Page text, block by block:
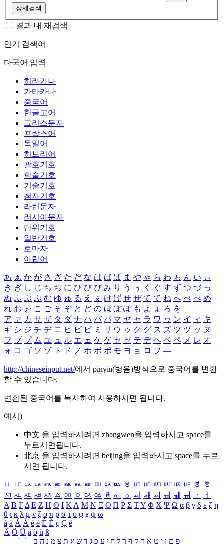
상세검색
결과 내 재검색
인기 검색어
다국어 입력
히라가나
가타카나
중국어
한글고어
그리스문자
프랑스어
독일어
히브리어
괄호기호
학술기호
기술기호
첨자기호
라틴문자
러시아문자
단위기호
일반기호
로마자
아랍어
あ ぁ か が さ ざ た だ な は ば ぱ ま や ゃ ら わ ゎ ん い ぃ
き ぎ し じ ち ぢ に ひ び ぴ み り う ぅ く ぐ す ず つ づ っ
ぬ ふ ぶ ぷ む ゆ ゅ る え ぇ け げ せ ぜ て で ね へ べ ぺ め
れ お ぉ こ ご そ ぞ と ど の ほ ぼ ぽ も よ ょ ろ を
ア ァ カ サ ザ タ ダ ナ ハ バ パ マ ヤ ャ ラ ワ ヮ ン イ ィ キ
ギ シ ジ チ ヂ ニ ヒ ビ ピ ミ リ ウ ゥ ク グ ス ズ ツ ヅ ッ ヌ
フ ブ プ ム ユ ュ ル エ ェ ケ ゲ セ ゼ テ デ ヘ ベ ペ メ レ オ
ォ コ ゴ ソ ゾ ト ド ノ ホ ボ ポ モ ヨ ョ ロ ヲ ―
http://chineseinput.net/에서 pinyin(병음)방식으로 중국어를 변환
할 수 있습니다.
변환된 중국어를 복사하여 사용하시면 됩니다.
예시)
中文 을 입력하시려면 zhongwen을 입력하시고 space를
누르시면됩니다.
北京 을 입력하시려면 beijing을 입력하시고 space를 누르
시면 됩니다.
ㅥ ㅦ ㅧ ㅨ ㅩ ㅪ ㅫ ㅬ ㅭ ㅮ ㅯ ㅰ ㅱ ㅲ ㅳ ㅴ ㅵ ㅶ ㅷ ㅸ
ㅹ
ㅺ ㅻ ㅼ ㅽ ㅾ ㅿ ㆀ ㆁ ㆂ ㆃ ㆄ ㆅ ㆆ ㆇ ㆈ ㆉ ㆊ ㆋ ㆌ ㆍ
ㆎ
Α Β ΓΔ Ε Ζ Η Θ Ι ΚΛ Μ Ν Ξ Ο Π Ρ Σ ΤΥ Φ Χ Ψ Ω α β γ δ ε ζ η
θ ι κ λ μ ν ξ ο π ρ σ τ υ φ χ ψ ω
á à Á À é è É È ç Ç ê
Ä Ö Ü ä ö ü ß
ִֶֹ ֻּ ׁׂ פ ם ן ו ט א ר ק ף ך ל ח י ע כ ג ד ש ץ ת צ מ נ ה ב